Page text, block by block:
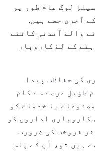
لوگ عام طور پر
آخری حصے ہیں.
والے آمدنی کاٹنے
کے لۓ کاروبار
کی حفاظت پیدا
طویل عرصے سے کام
یا خدمات کو
کاروباری اداروں کو
فروخت کی ضرورت
ہیں تو، آپ کے پاس